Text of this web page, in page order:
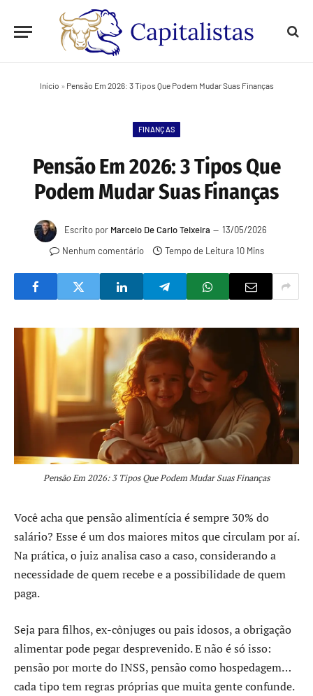
Início » Pensão Em 2026: 3 Tipos Que Podem Mudar Suas Finanças
FINANÇAS
Pensão Em 2026: 3 Tipos Que
Podem Mudar Suas Finanças
Escrito por Marcelo De Carlo Teixeira
13/05/2026
Nenhum comentário
Tempo de Leitura 10 Mins
Pensão Em 2026: 3 Tipos Que Podem Mudar Suas Finanças
Você acha que pensão alimentícia é sempre 30% do
salário? Esse é um dos maiores mitos que circulam por aí.
Na prática, o juiz analisa caso a caso, considerando a
necessidade de quem recebe e a possibilidade de quem
paga.
Seja para filhos, ex-cônjuges ou pais idosos, a obrigação
alimentar pode pegar desprevenido. E não é só isso:
pensão por morte do INSS, pensão como hospedagem…
cada tipo tem regras próprias que muita gente confunde.